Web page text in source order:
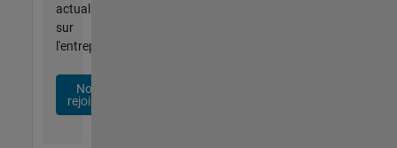
actualités
sur
l'entreprise.
Nous
rejoindre